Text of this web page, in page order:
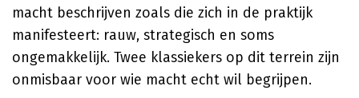
macht beschrijven zoals die zich in de praktijk
manifesteert: rauw, strategisch en soms
ongemakkelijk. Twee klassiekers op dit terrein zijn
onmisbaar voor wie macht echt wil begrijpen.